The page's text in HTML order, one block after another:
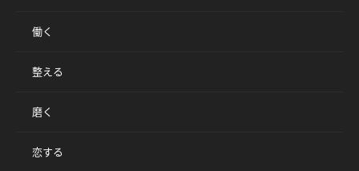
働く
整える
磨く
恋する